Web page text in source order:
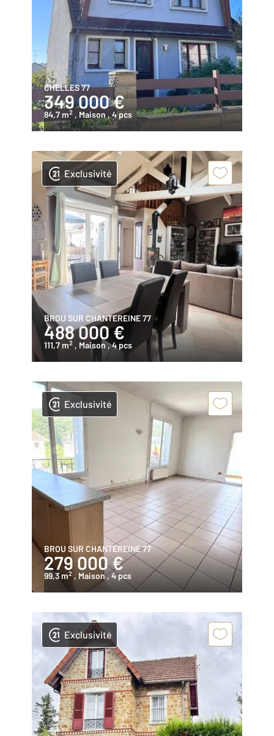
CHELLES 77
349 000 €
84,7 m2 , Maison , 4 pcs
Exclusivité
BROU SUR CHANTEREINE 77
488 000 €
111,7 m2 , Maison , 4 pcs
Exclusivité
BROU SUR CHANTEREINE 77
279 000 €
99,3 m2 , Maison, 4 pcs
Exclusivité